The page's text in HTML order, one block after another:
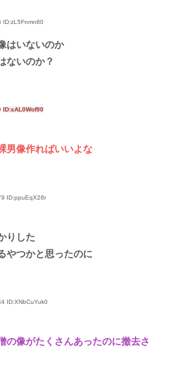
ID:zL5Fnmn80
はいないのか
ないのか？
ID:sAL0Wof90
男像作ればいいよな
ID:ppuEqX28r
りした
やつかと思ったのに
ID:XNbCuYuk0
の像がたくさんあったのに撤去さ